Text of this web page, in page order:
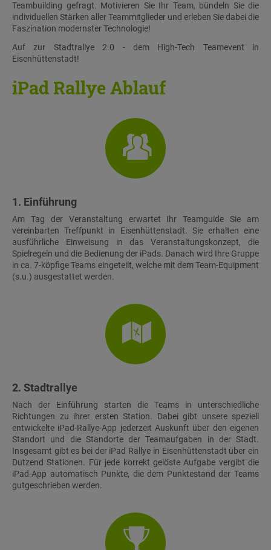
Teambuilding gefragt. Motivieren Sie Ihr Team, bündeln Sie die
individuellen Stärken aller Teammitglieder und erleben Sie dabei die
Faszination modernster Technologie!
Auf zur Stadtrallye 2.0 - dem High-Tech Teamevent in
Eisenhüttenstadt!
iPad Rallye Ablauf
1. Einführung
Am Tag der Veranstaltung erwartet Ihr Teamguide Sie am
vereinbarten Treffpunkt in Eisenhüttenstadt. Sie erhalten eine
ausführliche Einweisung in das Veranstaltungskonzept, die
Spielregeln und die Bedienung der iPads. Danach wird Ihre Gruppe
in ca. 7-köpfige Teams eingeteilt, welche mit dem Team-Equipment
(s.u.) ausgestattet werden.
2. Stadtrallye
Nach der Einführung starten die Teams in unterschiedliche
Richtungen zu ihrer ersten Station. Dabei gibt unsere speziell
entwickelte iPad-Rallye-App jederzeit Auskunft über den eigenen
Standort und die Standorte der Teamaufgaben in der Stadt.
Insgesamt gibt es bei der iPad Rallye in Eisenhüttenstadt über ein
Dutzend Stationen. Für jede korrekt gelöste Aufgabe vergibt die
iPad-App automatisch Punkte, die dem Punktestand der Teams
gutgeschrieben werden.